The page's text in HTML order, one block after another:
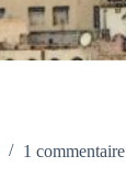
1 commentaire